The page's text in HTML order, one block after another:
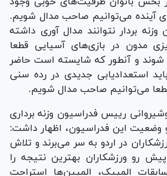
آینده می‌توانیم صاحب مدال شویم.
وزنه بردار نتوانند مدال آوری داشته
مدون در بازی‌های آسیایی قطعا
شوند و‌ آنطور که شایسته است حاضر
استعدادیابی جدیدی در رده سنی
می‌توانیم صاحب مدال شویم.
رییس فدراسیون وزنه برداری
این فدراسیون، اظهار داشت:
در اردو به سر می‌برند و تلاش
رو ورزشکاران بهترین نتیجه را
المپیک، المپین‌ها استراحت